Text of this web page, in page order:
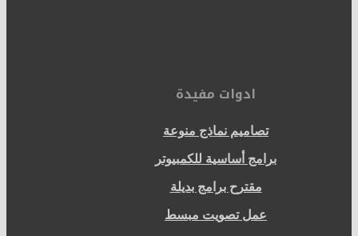
ادوات مفيدة
تصاميم نماذج منوعة
برامج أساسية للكمبيوتر
مقترح برامج بديلة
عمل تصويت مبسط